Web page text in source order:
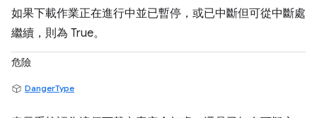
如果下載作業正在進行中並已暫停，或已中斷但可從中斷處
繼續，則為 True。
危險
DangerType